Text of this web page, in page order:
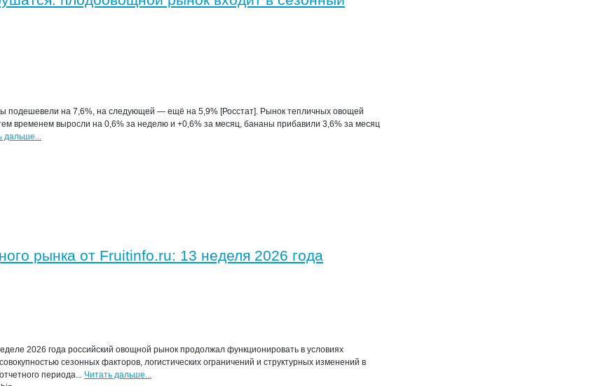
подешевели на 7,6%, на следующей — ещё на 5,9% [Росстат]. Рынок тепличных овощей
временем выросли на 0,6% за неделю и +0,6% за месяц, бананы прибавили 3,6% за месяц
дальше...
рынка от Fruitinfo.ru: 13 неделя 2026 года
2026 года российский овощной рынок продолжал функционировать в условиях
сезонных факторов, логистических ограничений и структурных изменений в
периода... Читать дальше...